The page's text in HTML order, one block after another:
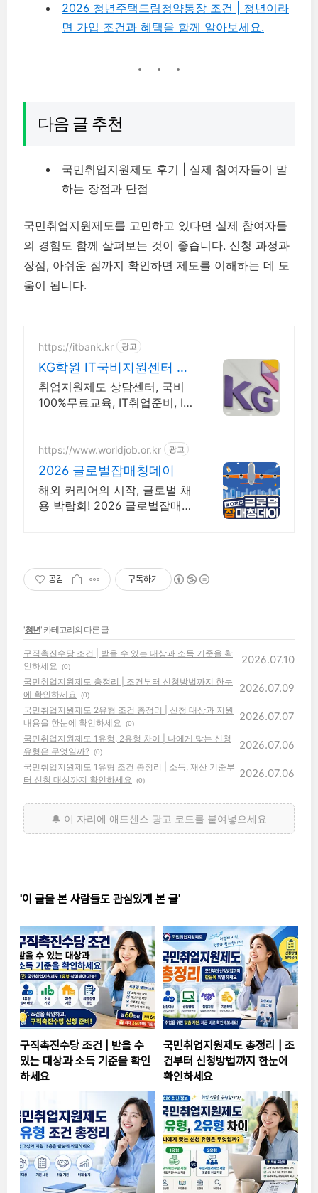
2026 청년주택드림청약통장 조건 | 청년이라
면 가입 조건과 혜택을 함께 알아보세요.
다음 글 추천
국민취업지원제도 후기 | 실제 참여자들이 말
하는 장점과 단점
국민취업지원제도를 고민하고 있다면 실제 참여자들
의 경험도 함께 살펴보는 것이 좋습니다. 신청 과정과
장점, 아쉬운 점까지 확인하면 제도를 이해하는 데 도
움이 됩니다.
https://itbank.kr 광고
KG학원 IT국비지원센터 취
업지원 및 100%무료교육
취업지원제도 상담센터, 국비
100%무료교육, IT취업준비, IT
비 및 IT교육과정 무료상담
https://www.worldjob.or.kr 광고
2026 글로벌잡매칭데이
해외 커리어의 시작, 글로벌 채
용 박람회! 2026 글로벌잡매칭
공감 구독하기
'청년' 카테고리의 다른 글
구직촉진수당 조건 | 받을 수 있는 대상과 소득 기준을 확
인하세요
(0)
2026.07.10
국민취업지원제도 총정리 | 조건부터 신청방법까지 한눈
에 확인하세요
(0)
2026.07.09
국민취업지원제도 2유형 조건 총정리 | 신청 대상과 지원
내용을 한눈에 확인하세요
(0)
2026.07.07
국민취업지원제도 1유형, 2유형 차이 | 나에게 맞는 신청
유형은 무엇일까? (0)
2026.07.06
국민취업지원제도 1유형 조건 총정리 | 소득, 재산 기준부
터 신청 대상까지 확인하세요
(0)
2026.07.06
'이 글을 본 사람들도 관심있게 본 글'
구직촉진수당 조건 | 받을 수
있는 대상과 소득 기준을 확인
하세요
국민취업지원제도 총정리 | 조
건부터 신청방법까지 한눈에
확인하세요